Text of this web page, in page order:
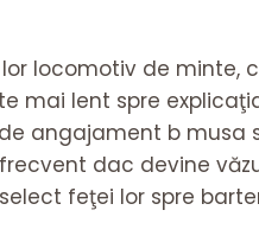
locomotiv de minte,
mai lent spre
angajament b musa
dac devine
feţei lor spre